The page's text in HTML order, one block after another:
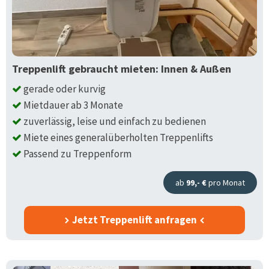
Treppenlift gebraucht mieten: Innen & Außen
gerade oder kurvig
Mietdauer ab 3 Monate
zuverlässig, leise und einfach zu bedienen
Miete eines generalüberholten Treppenlifts
Passend zu Treppenform
ab 99,- €pro Monat
Jetzt Treppenlift anfragen